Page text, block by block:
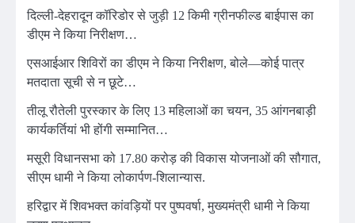
दिल्ली-देहरादून कॉरिडोर से जुड़ी 12 किमी ग्रीनफील्ड बाईपास का
डीएम ने किया निरीक्षण…
एसआईआर शिविरों का डीएम ने किया निरीक्षण, बोले—कोई पात्र
मतदाता सूची से न छूटे…
तीलू रौतेली पुरस्कार के लिए 13 महिलाओं का चयन, 35 आंगनबाड़ी
कार्यकर्तियां भी होंगी सम्मानित…
मसूरी विधानसभा को 17.80 करोड़ की विकास योजनाओं की सौगात,
सीएम धामी ने किया लोकार्पण-शिलान्यास.
हरिद्वार में शिवभक्त कांवड़ियों पर पुष्पवर्षा, मुख्यमंत्री धामी ने किया